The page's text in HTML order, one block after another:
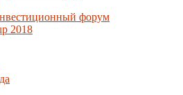
форум
2018